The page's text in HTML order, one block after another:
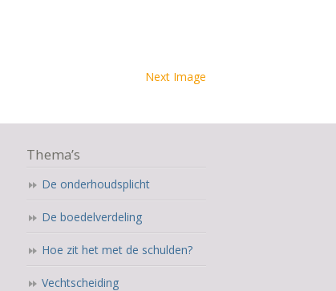
Next Image
Thema’s
De onderhoudsplicht
De boedelverdeling
Hoe zit het met de schulden?
Vechtscheiding